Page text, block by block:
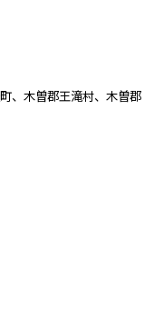
、木曽郡王滝村、木曽郡